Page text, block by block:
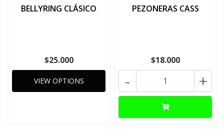
BELLYRING CLÁSICO
$25.000
VIEW OPTIONS
PEZONERAS CASS
$18.000
+
-